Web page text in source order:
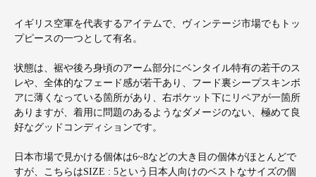
イギリス空軍を代表するアイテムで、ヴィンテージ市場でもトッ
プピースの一つとして有名。
状態は、裾や後ろ身頃のアーム部分にベンタイル特有の若干のス
レや、全体的なフェード感が若干あり、フード裏シープスキンボ
アに薄くなっている箇所があり、右ポケット下にリペアが一箇所
ありますが、着用に問題のあるようなダメージのない、極めて良
好なグッドコンディションです。
日本市場で見かける個体は6~8などの大き目の個体がほとんどで
すが、こちらはSIZE : 5という日本人向けのベストなサイズの個